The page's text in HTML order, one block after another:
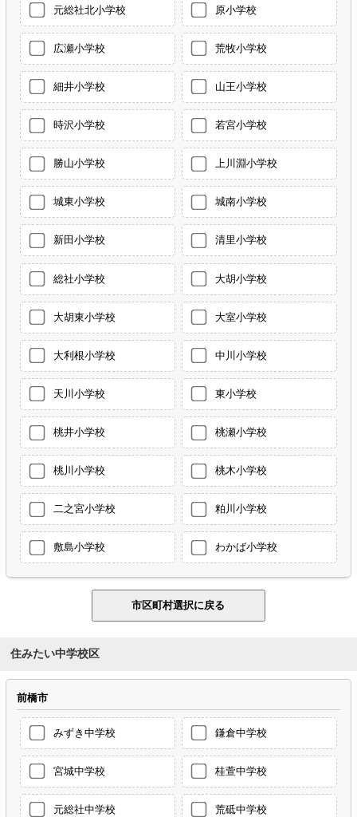
元総社北小学校 原小学校
広瀬小学校 荒牧小学校
細井小学校 山王小学校
時沢小学校 若宮小学校
勝山小学校 上川淵小学校
城東小学校 城南小学校
新田小学校 清里小学校
総社小学校 大胡小学校
大胡東小学校 大室小学校
大利根小学校 中川小学校
天川小学校 東小学校
桃井小学校 桃瀬小学校
桃川小学校 桃木小学校
二之宮小学校 粕川小学校
敷島小学校 わかば小学校
住みたい中学校区
前橋市
みずき中学校 鎌倉中学校
宮城中学校 桂萱中学校
元総社中学校 荒砥中学校